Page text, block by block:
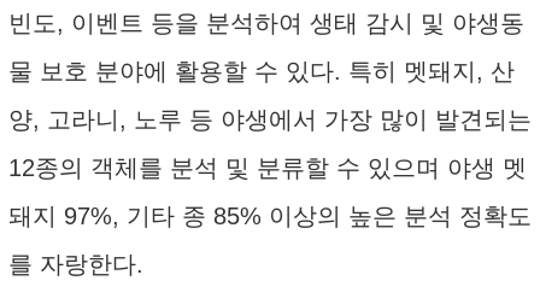
빈도, 이벤트 등을 분석하여 생태 감시 및 야생동
물 보호 분야에 활용할 수 있다. 특히 멧돼지, 산
양, 고라니, 노루 등 야생에서 가장 많이 발견되는
12종의 객체를 분석 및 분류할 수 있으며 야생 멧
돼지 97%, 기타 종 85% 이상의 높은 분석 정확도
를 자랑한다.